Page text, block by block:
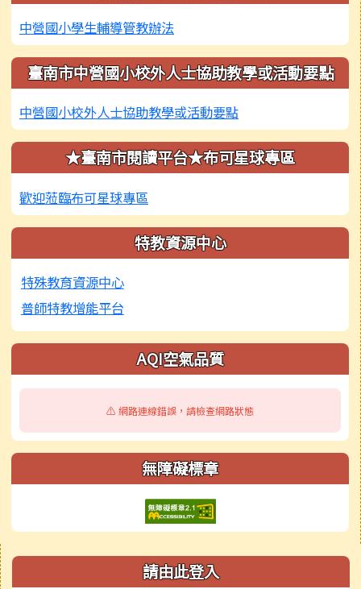
中營國小學生輔導管教辦法
臺南市中營國小校外人士協助教學或活動要點
中營國小校外人士協助教學或活動要點
★臺南市閱讀平台★布可星球專區
歡迎蒞臨布可星球專區
特教資源中心
特殊教育資源中心
普師特教增能平台
AQI空氣品質
⚠️ 網路連線錯誤，請檢查網路狀態
無障礙標章
右邊區域內容 請由此登入